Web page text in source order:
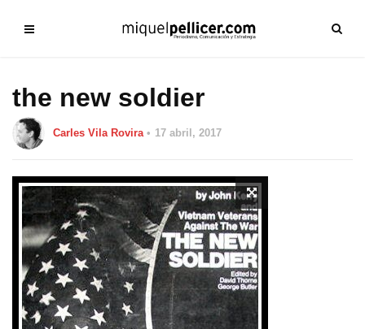
the new soldier
Carles Vila Rovira 17 abril, 2017